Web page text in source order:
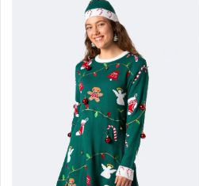
HURTIGT KIG
SE MERE